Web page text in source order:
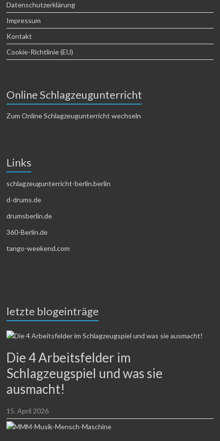
Datenschutzerklärung
Impressum
Kontakt
Cookie-Richtlinie (EU)
Online Schlagzeugunterricht
Zum Online Schlagzeugunterricht wechseln
Links
schlagzeugunterricht-berlin.berlin
d-drums.de
drumsberlin.de
360-Berlin.de
tango-weekend.com
letzte blogeinträge
Die 4 Arbeitsfelder im
Schlagzeugspiel und was sie
ausmacht!
15. April 2026